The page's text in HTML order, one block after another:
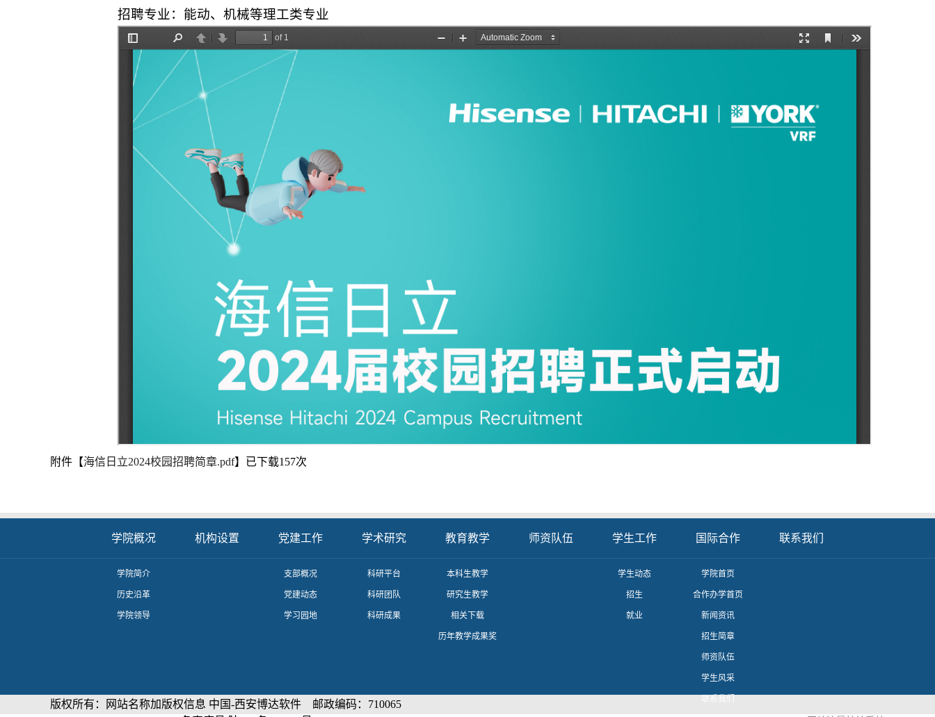
招聘专业：能动、机械等理工类专业
附件【海信日立2024校园招聘简章.pdf】已下载157次
学院概况
学院简介
历史沿革
学院领导
机构设置 党建工作
支部概况
党建动态
学习园地
学术研究
科研平台
科研团队
科研成果
教育教学
本科生教学
研究生教学
相关下载
历年教学成果奖
师资队伍 学生工作
学生动态
招生
就业
国际合作
学院首页
合作办学首页
新闻资讯
招生简章
师资队伍
学生风采
联系我们
版权所有：网站名称加版权信息 中国-西安博达软件 邮政编码：710065